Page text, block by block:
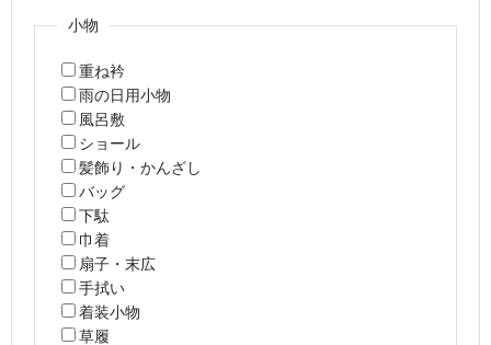
小物
重ね衿
雨の日用小物
風呂敷
ショール
髪飾り・かんざし
バッグ
下駄
巾着
扇子・末広
手拭い
着装小物
草履